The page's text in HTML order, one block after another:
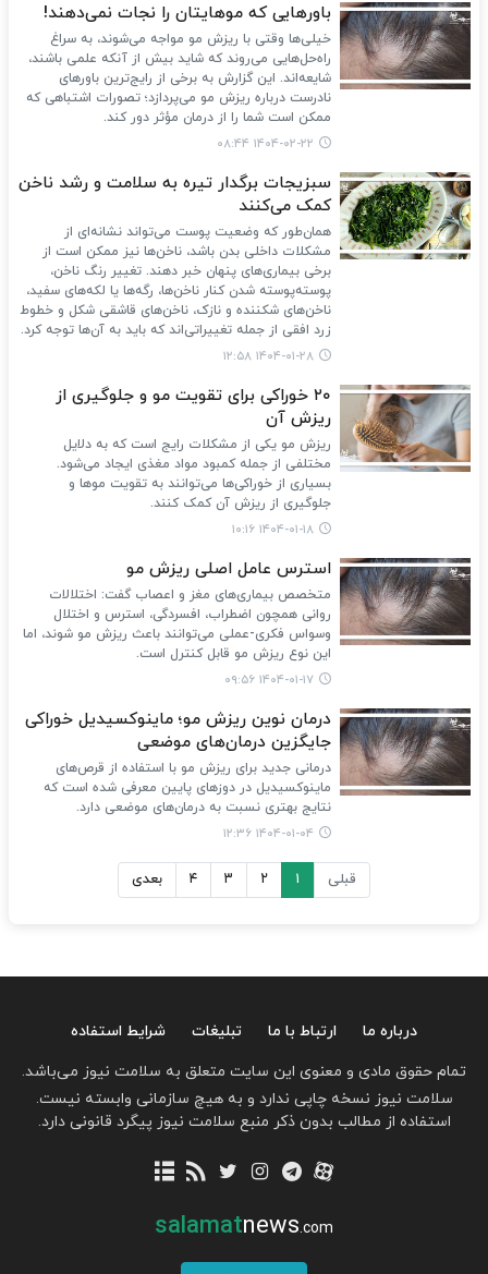
باورهایی که موهایتان را نجات نمی‌دهند!
خیلی‌ها وقتی با ریزش مو مواجه می‌شوند، به سراغ
راه‌حل‌هایی می‌روند که شاید بیش از آنکه علمی باشند،
شایعه‌اند. این گزارش به برخی از رایج‌ترین باورهای
نادرست درباره ریزش مو می‌پردازد؛ تصورات اشتباهی که
ممکن است شما را از درمان مؤثر دور کند.
۱۴۰۴-۰۲-۲۲ ۰۸:۴۴
سبزیجات برگدار تیره به سلامت و رشد ناخن
کمک می‌کنند
همان‌طور که وضعیت پوست می‌تواند نشانه‌ای از
مشکلات داخلی بدن باشد، ناخن‌ها نیز ممکن است از
برخی بیماری‌های پنهان خبر دهند. تغییر رنگ ناخن،
پوسته‌پوسته شدن کنار ناخن‌ها، رگه‌ها یا لکه‌های سفید،
ناخن‌های شکننده و نازک، ناخن‌های قاشقی شکل و خطوط
زرد افقی از جمله تغییراتی‌اند که باید به آن‌ها توجه کرد.
۱۴۰۴-۰۱-۲۸ ۱۲:۵۸
۲۰ خوراکی برای تقویت مو و جلوگیری از
ریزش آن
ریزش مو یکی از مشکلات رایج است که به دلایل
مختلفی از جمله کمبود مواد مغذی ایجاد می‌شود.
بسیاری از خوراکی‌ها می‌توانند به تقویت موها و
جلوگیری از ریزش آن کمک کنند.
۱۴۰۴-۰۱-۱۸ ۱۰:۱۶
استرس عامل اصلی ریزش مو
متخصص بیماری‌های مغز و اعصاب گفت: اختلالات
روانی همچون اضطراب، افسردگی، استرس و اختلال
وسواس فکری-عملی می‌توانند باعث ریزش مو شوند، اما
این نوع ریزش مو قابل کنترل است.
۱۴۰۴-۰۱-۱۷ ۰۹:۵۶
درمان نوین ریزش مو؛ ماینوکسیدیل خوراکی
جایگزین درمان‌های موضعی
درمانی جدید برای ریزش مو با استفاده از قرص‌های
ماینوکسیدیل در دوزهای پایین معرفی شده است که
نتایج بهتری نسبت به درمان‌های موضعی دارد.
۱۴۰۴-۰۱-۰۴ ۱۲:۳۶
قبلی ۱ ۲ ۳ ۴ بعدی
درباره ما ارتباط با ما تبلیغات
شرایط استفاده
تمام حقوق مادی و معنوی این سایت متعلق به سلامت نیوز می‌باشد.
سلامت نیوز نسخه چاپی ندارد و به هیچ سازمانی وابسته نیست.
استفاده از مطالب بدون ذکر منبع سلامت نیوز پیگرد قانونی دارد.
salamatnews.com